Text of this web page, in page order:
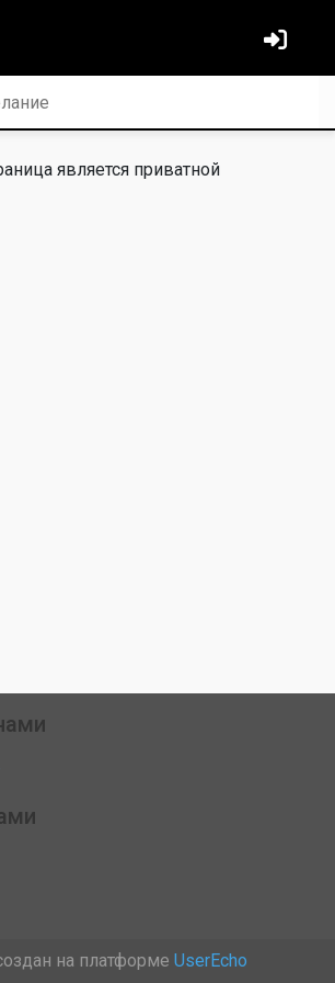
является приватной
на платформе UserEcho